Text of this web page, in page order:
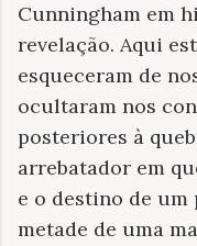
Cunningham em
revelação. Aqui
esqueceram de
ocultaram nos
posteriores à
arrebatador em
e o destino de
metade de uma